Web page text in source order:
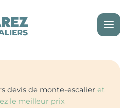
devis de monte-escalieret
le meilleur prix